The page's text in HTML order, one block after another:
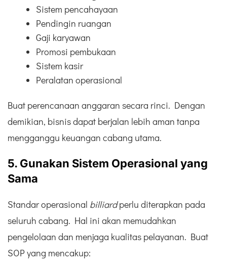
Sistem pencahayaan
Pendingin ruangan
Gaji karyawan
Promosi pembukaan
Sistem kasir
Peralatan operasional
Buat perencanaan anggaran secara rinci. Dengan
demikian, bisnis dapat berjalan lebih aman tanpa
mengganggu keuangan cabang utama.
5. Gunakan Sistem Operasional yang
Sama
Standar operasional billiardperlu diterapkan pada
seluruh cabang. Hal ini akan memudahkan
pengelolaan dan menjaga kualitas pelayanan. Buat
SOP yang mencakup: